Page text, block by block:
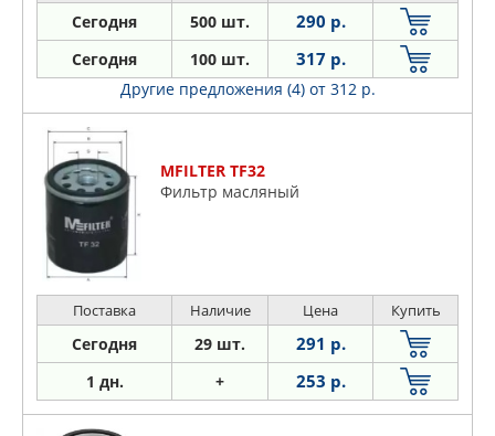
Сегодня 500 шт. 290 р.
Сегодня 100 шт. 317 р.
Другие предложения (4) от 312 р.
MFILTER TF32
Фильтр масляный
Поставка Наличие Цена Купить
Сегодня 29 шт. 291 р.
1 дн. + 253 р.